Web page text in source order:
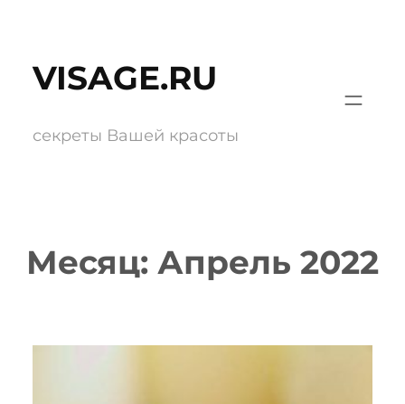
содержимому
VISAGE.RU
секреты Вашей красоты
Месяц: Апрель 2022